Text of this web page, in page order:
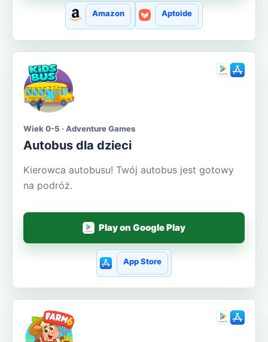
Amazon Aptoide
Wiek 0-5 · Adventure Games
Autobus dla dzieci
Kierowca autobusu! Twój autobus jest gotowy
na podróż.
Play on Google Play
App Store